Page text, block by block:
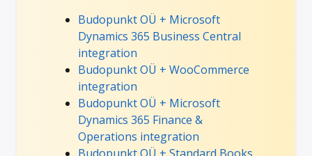
Budopunkt OÜ + Microsoft
Dynamics 365 Business Central
integration
Budopunkt OÜ + WooCommerce
integration
Budopunkt OÜ + Microsoft
Dynamics 365 Finance &
Operations integration